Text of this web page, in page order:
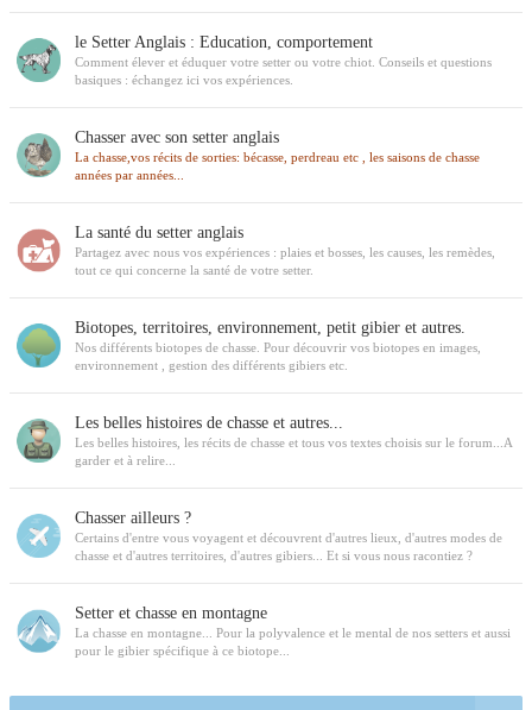
le Setter Anglais : Education, comportement
Comment élever et éduquer votre setter ou votre chiot. Conseils et questions
basiques : échangez ici vos expériences.
Chasser avec son setter anglais
La chasse,vos récits de sorties: bécasse, perdreau etc , les saisons de chasse
années par années...
La santé du setter anglais
Partagez avec nous vos expériences : plaies et bosses, les causes, les remèdes,
tout ce qui concerne la santé de votre setter.
Biotopes, territoires, environnement, petit gibier et autres.
Nos différents biotopes de chasse. Pour découvrir vos biotopes en images,
environnement , gestion des différents gibiers etc.
Les belles histoires de chasse et autres...
Les belles histoires, les récits de chasse et tous vos textes choisis sur le forum...A
garder et à relire...
Chasser ailleurs ?
Certains d'entre vous voyagent et découvrent d'autres lieux, d'autres modes de
chasse et d'autres territoires, d'autres gibiers... Et si vous nous racontiez ?
Setter et chasse en montagne
La chasse en montagne... Pour la polyvalence et le mental de nos setters et aussi
pour le gibier spécifique à ce biotope...